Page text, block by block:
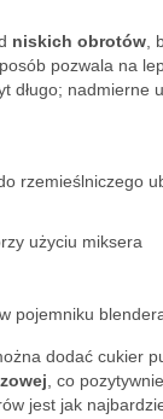
niskich obrotów
pozwala na
długo; nadmierne
rzemieślniczego
użyciu miksera
pojemniku
dodać cukier
, co
jest jak